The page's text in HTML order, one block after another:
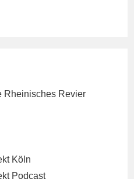
Rheinisches Revier
Köln
Podcast